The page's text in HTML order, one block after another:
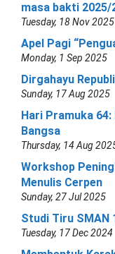
masa bakti 2025/
Tuesday, 18 Nov 2025
Apel Pagi
Monday, 1 Sep 2025
Dirgahayu
Sunday, 17 Aug 2025
Hari Pramuka
Bangsa
Thursday, 14 Aug
Workshop
Menulis Cerpen
Sunday, 27 Jul 2025
Studi Tiru SMAN
Tuesday, 17 Dec 2024